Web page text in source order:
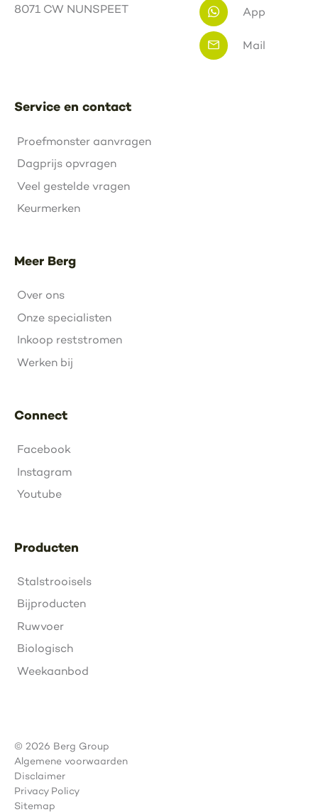
Service en contact
Proefmonster aanvragen
Dagprijs opvragen
Veel gestelde vragen
Keurmerken
Meer Berg
Over ons
Onze specialisten
Inkoop reststromen
Werken bij
Connect
Facebook
Instagram
Youtube
Producten
Stalstrooisels
Bijproducten
Ruwvoer
Biologisch
Weekaanbod
8071 CW NUNSPEET
App
Mail
© 2026 Berg Group
Algemene voorwaarden
Disclaimer
Privacy Policy
Sitemap